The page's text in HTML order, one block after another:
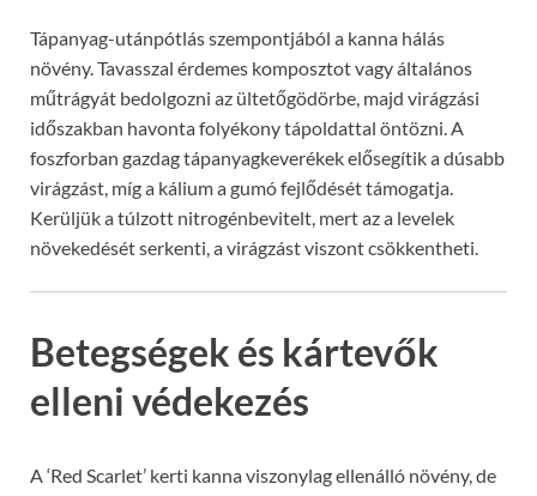
Tápanyag-utánpótlás szempontjából a kanna hálás
növény. Tavasszal érdemes komposztot vagy általános
műtrágyát bedolgozni az ültetőgödörbe, majd virágzási
időszakban havonta folyékony tápoldattal öntözni. A
foszforban gazdag tápanyagkeverékek elősegítik a dúsabb
virágzást, míg a kálium a gumó fejlődését támogatja.
Kerüljük a túlzott nitrogénbevitelt, mert az a levelek
növekedését serkenti, a virágzást viszont csökkentheti.
Betegségek és kártevők
elleni védekezés
A ‘Red Scarlet’ kerti kanna viszonylag ellenálló növény, de